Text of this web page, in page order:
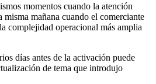
momentos cuando la atención
misma mañana cuando el comerciante
complejidad operacional más amplia
días antes de la activación puede
de tema que introdujo